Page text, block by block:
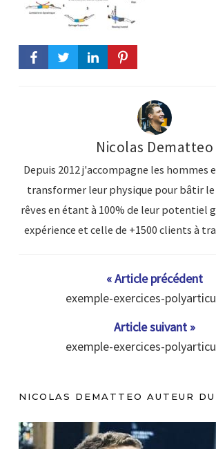
Nicolas Dematteo
Depuis 2012 j'accompagne les hommes
transformer leur physique pour bâtir le
rêves en étant à 100% de leur potentiel
expérience et celle de +1500 clients à
« Article précédent
exemple-exercices-
Article suivant »
exemple-exercices-
NICOLAS DEMATTEO AUTEUR